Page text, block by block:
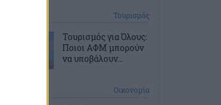
Τουρισμός
Τουρισμός για Όλους:
Ποιοι ΑΦΜ μπορούν
να υποβάλουν...
Οικονομία